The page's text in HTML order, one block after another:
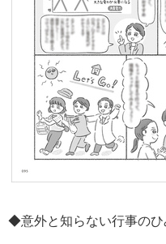
◆意外と知らない行事の